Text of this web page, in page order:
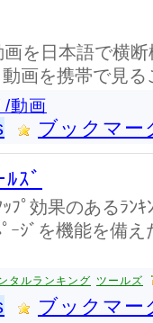
を日本語で横
動画を携帯で見
/動画
ブックマー
ｽﾞ
ﾌﾟ効果のあるﾗﾝ
ｰｼﾞを機能を備え
タルランキング ツールズ
ブックマー